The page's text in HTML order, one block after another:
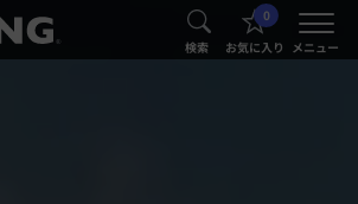
® 検索
0
お気に入り メニュー
®